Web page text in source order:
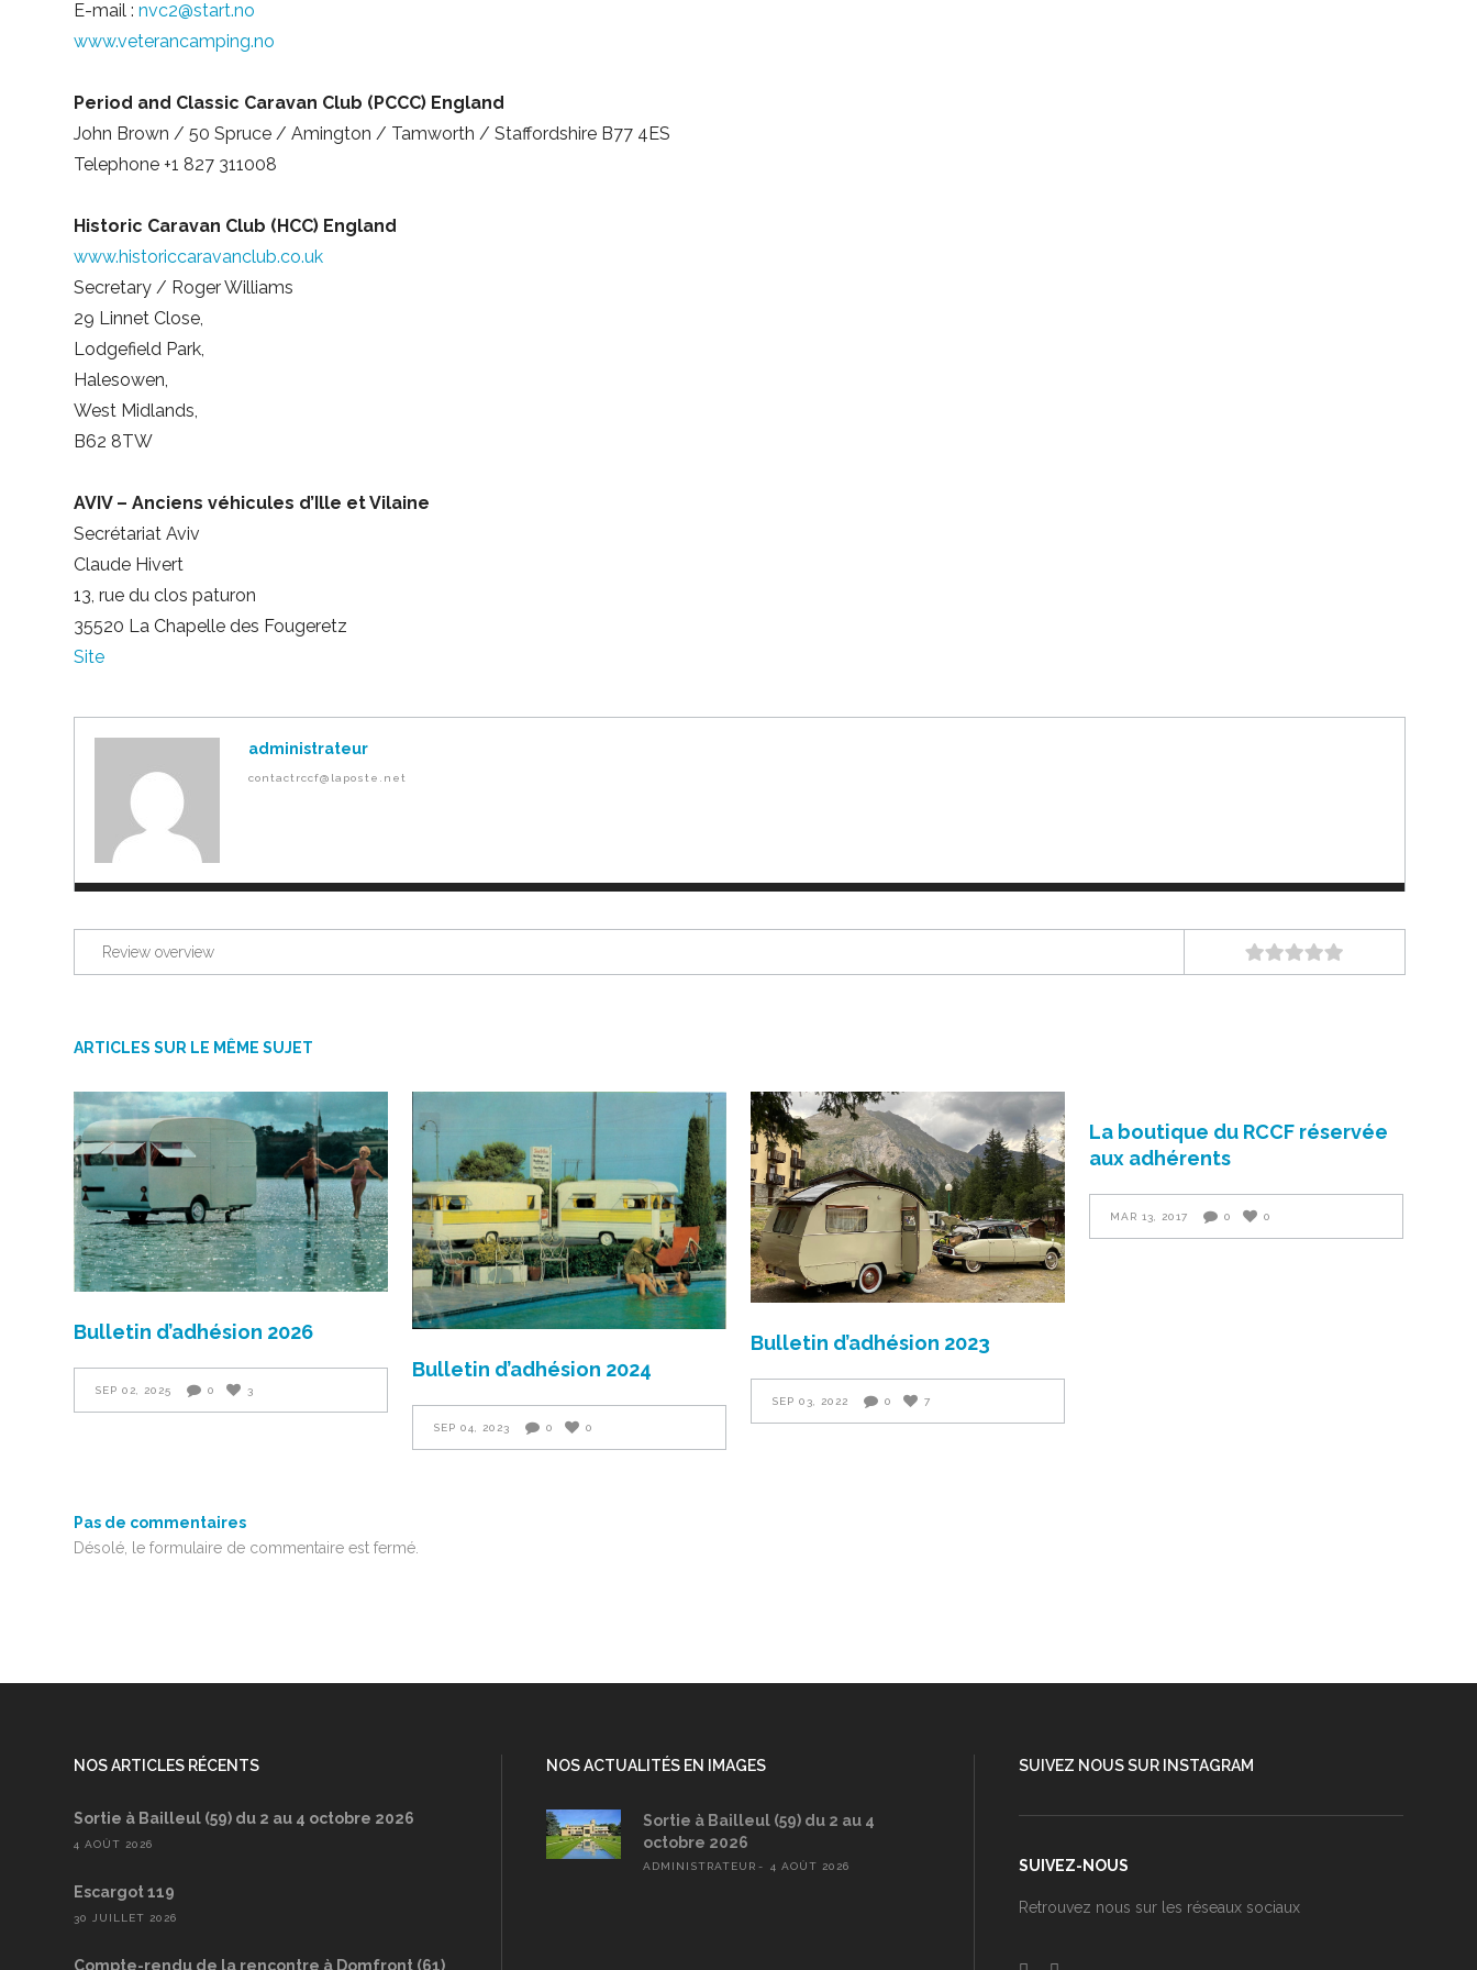
E-mail :nvc2@start.no
www.veterancamping.no
Period and Classic Caravan Club (PCCC) England
John Brown / 50 Spruce / Amington / Tamworth / Staffordshire B77 4ES
Telephone +1 827 311008
Historic Caravan Club (HCC) England
www.historiccaravanclub.co.uk
Secretary / Roger Williams
29 Linnet Close,
Lodgefield Park,
Halesowen,
West Midlands,
B62 8TW
AVIV – Anciens véhicules d’Ille et Vilaine
Secrétariat Aviv
Claude Hivert
13, rue du clos paturon
35520 La Chapelle des Fougeretz
Site
administrateur
contactrccf@laposte.net
Review overview
ARTICLES SUR LE MÊME SUJET
Bulletin d’adhésion 2026
SEP 02, 2025 0 3
Bulletin d’adhésion 2024
SEP 04, 2023 0 0
Bulletin d’adhésion 2023
SEP 03, 2022 0 7
La boutique du RCCF réservée
aux adhérents
MAR 13, 2017 0 0
Pas de commentaires
Désolé, le formulaire de commentaire est fermé.
NOS ARTICLES RÉCENTS
Sortie à Bailleul (59) du 2 au 4 octobre 2026
4 AOÛT 2026
Escargot 119
30 JUILLET 2026
Compte-rendu de la rencontre à Domfront (61)
NOS ACTUALITÉS EN IMAGES
Sortie à Bailleul (59) du 2 au 4
octobre 2026
ADMINISTRATEUR 4 AOÛT 2026
SUIVEZ NOUS SUR INSTAGRAM
SUIVEZ-NOUS
Retrouvez nous sur les réseaux sociaux